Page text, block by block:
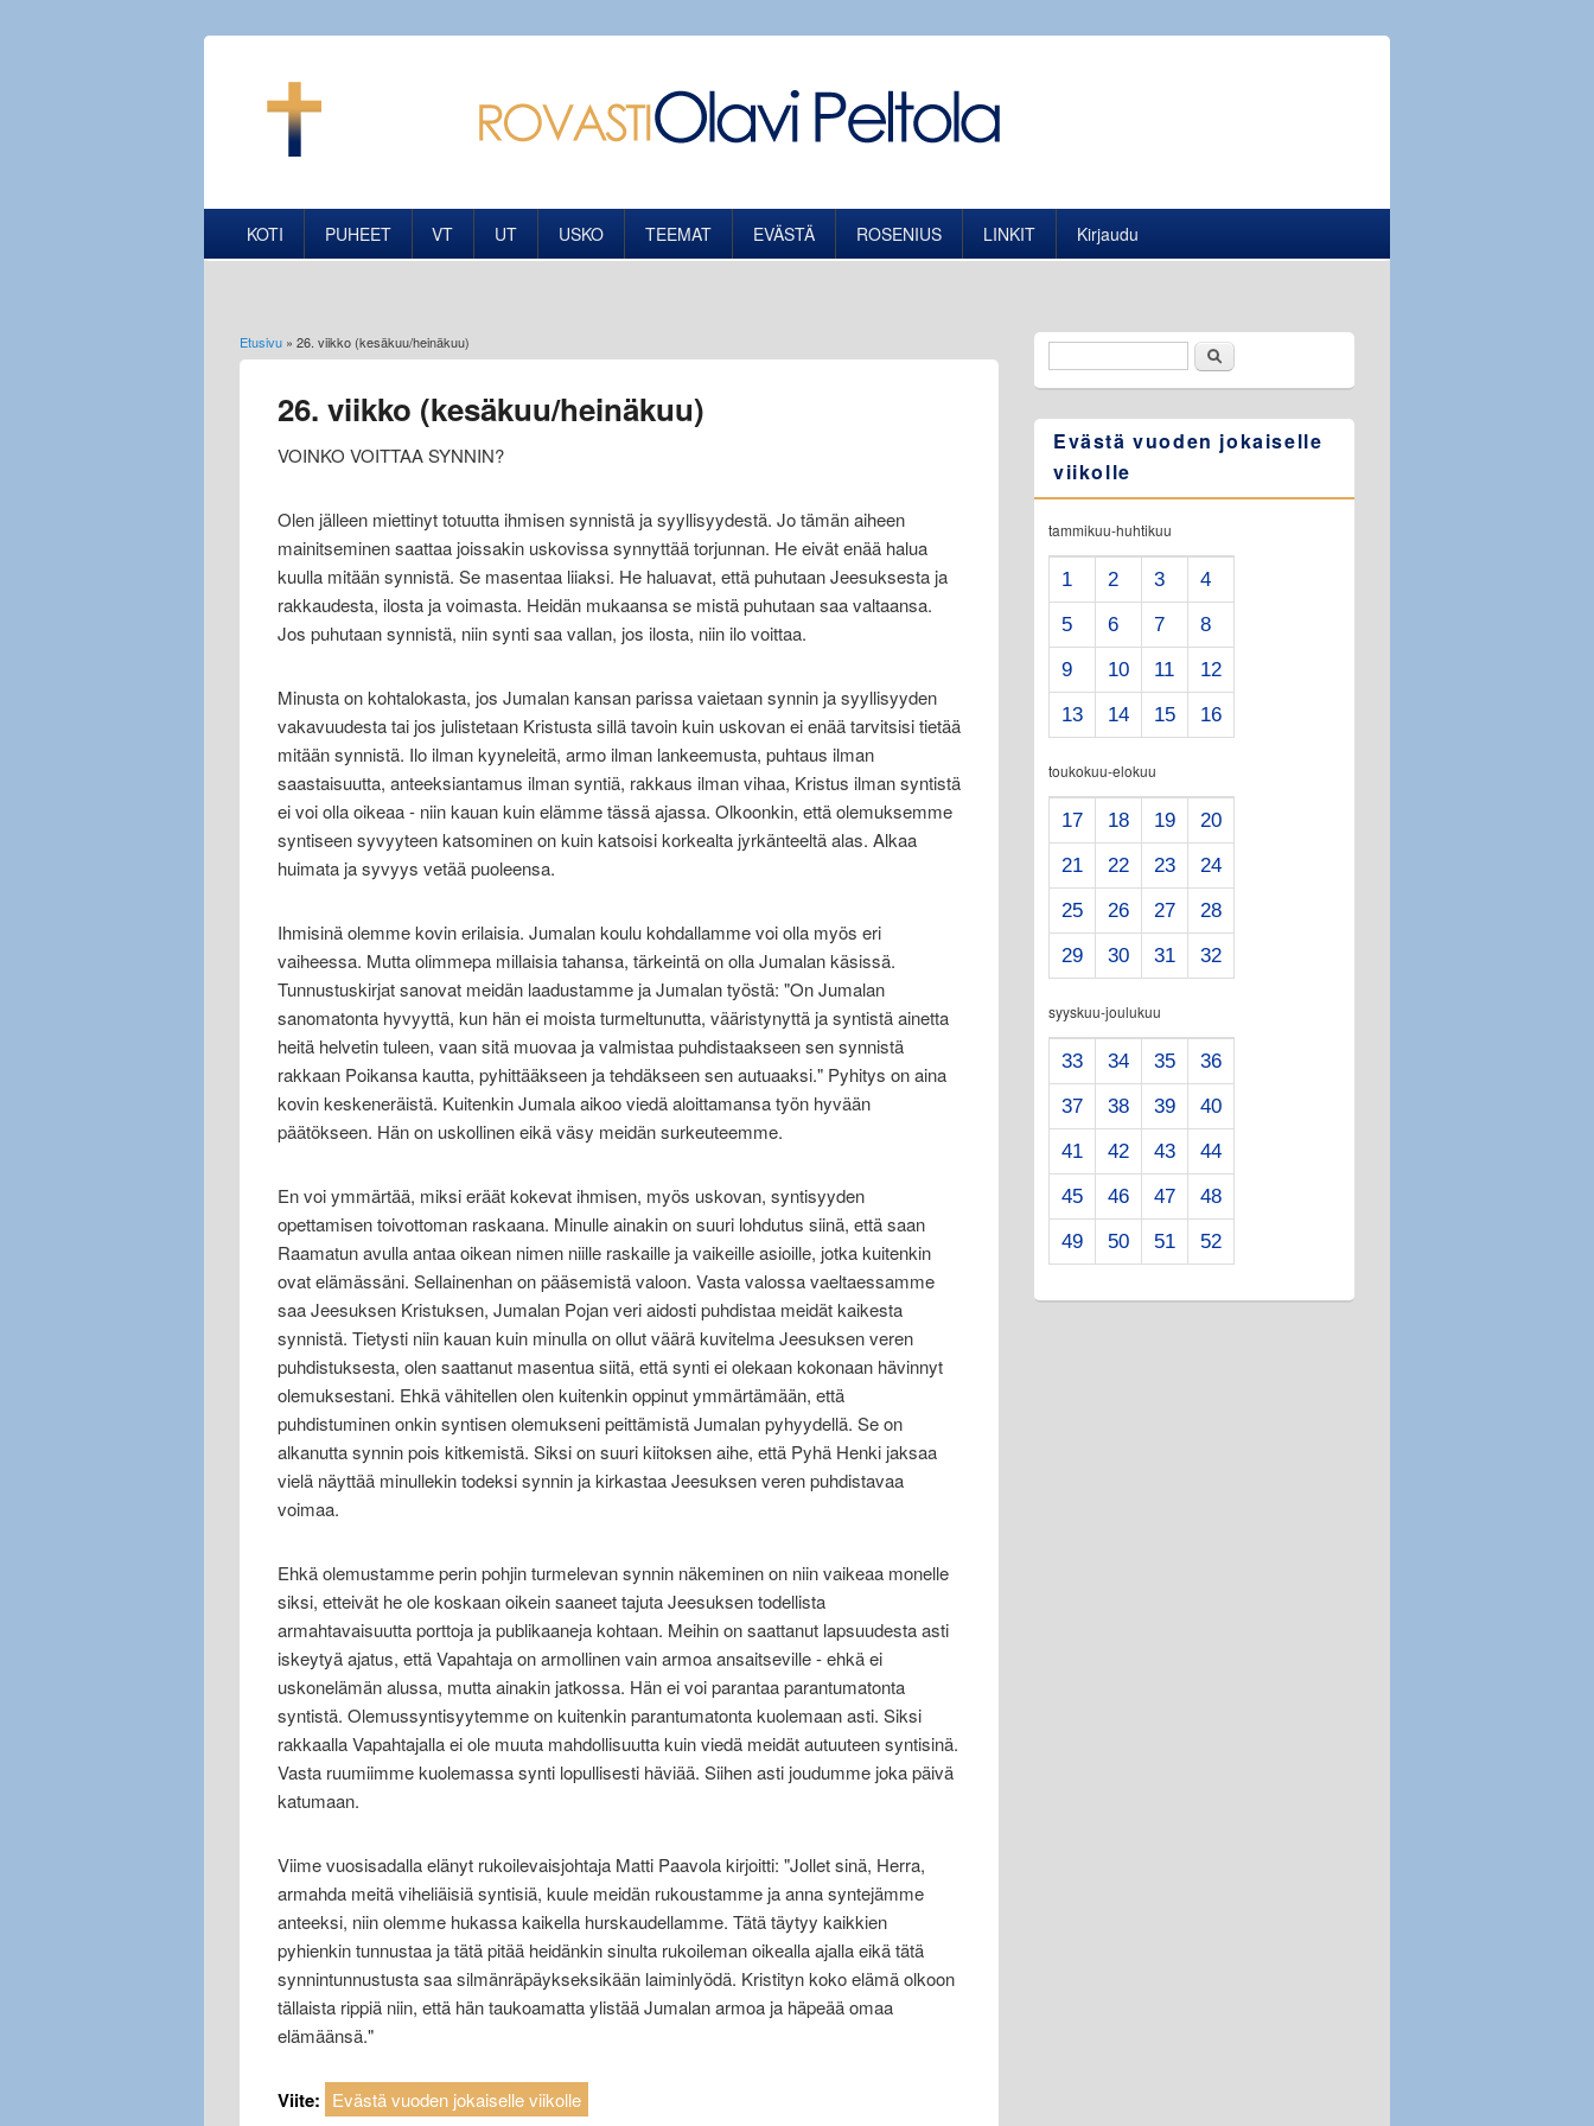
KOTI PUHEET VT UT USKO TEEMAT EVÄSTÄ ROSENIUS LINKIT Kirjaudu
Olet täällä
Etusivu » 26. viikko (kesäkuu/heinäkuu)
26. viikko (kesäkuu/heinäkuu)
VOINKO VOITTAA SYNNIN?
Olen jälleen miettinyt totuutta ihmisen synnistä ja syyllisyydestä. Jo tämän aiheen
mainitseminen saattaa joissakin uskovissa synnyttää torjunnan. He eivät enää halua
kuulla mitään synnistä. Se masentaa liiaksi. He haluavat, että puhutaan Jeesuksesta ja
rakkaudesta, ilosta ja voimasta. Heidän mukaansa se mistä puhutaan saa valtaansa.
Jos puhutaan synnistä, niin synti saa vallan, jos ilosta, niin ilo voittaa.
Minusta on kohtalokasta, jos Jumalan kansan parissa vaietaan synnin ja syyllisyyden
vakavuudesta tai jos julistetaan Kristusta sillä tavoin kuin uskovan ei enää tarvitsisi tietää
mitään synnistä. Ilo ilman kyyneleitä, armo ilman lankeemusta, puhtaus ilman
saastaisuutta, anteeksiantamus ilman syntiä, rakkaus ilman vihaa, Kristus ilman syntistä
ei voi olla oikeaa - niin kauan kuin elämme tässä ajassa. Olkoonkin, että olemuksemme
syntiseen syvyyteen katsominen on kuin katsoisi korkealta jyrkänteeltä alas. Alkaa
huimata ja syvyys vetää puoleensa.
Ihmisinä olemme kovin erilaisia. Jumalan koulu kohdallamme voi olla myös eri
vaiheessa. Mutta olimmepa millaisia tahansa, tärkeintä on olla Jumalan käsissä.
Tunnustuskirjat sanovat meidän laadustamme ja Jumalan työstä: "On Jumalan
sanomatonta hyvyyttä, kun hän ei moista turmeltunutta, vääristynyttä ja syntistä ainetta
heitä helvetin tuleen, vaan sitä muovaa ja valmistaa puhdistaakseen sen synnistä
rakkaan Poikansa kautta, pyhittääkseen ja tehdäkseen sen autuaaksi." Pyhitys on aina
kovin keskeneräistä. Kuitenkin Jumala aikoo viedä aloittamansa työn hyvään
päätökseen. Hän on uskollinen eikä väsy meidän surkeuteemme.
En voi ymmärtää, miksi eräät kokevat ihmisen, myös uskovan, syntisyyden
opettamisen toivottoman raskaana. Minulle ainakin on suuri lohdutus siinä, että saan
Raamatun avulla antaa oikean nimen niille raskaille ja vaikeille asioille, jotka kuitenkin
ovat elämässäni. Sellainenhan on pääsemistä valoon. Vasta valossa vaeltaessamme
saa Jeesuksen Kristuksen, Jumalan Pojan veri aidosti puhdistaa meidät kaikesta
synnistä. Tietysti niin kauan kuin minulla on ollut väärä kuvitelma Jeesuksen veren
puhdistuksesta, olen saattanut masentua siitä, että synti ei olekaan kokonaan hävinnyt
olemuksestani. Ehkä vähitellen olen kuitenkin oppinut ymmärtämään, että
puhdistuminen onkin syntisen olemukseni peittämistä Jumalan pyhyydellä. Se on
alkanutta synnin pois kitkemistä. Siksi on suuri kiitoksen aihe, että Pyhä Henki jaksaa
vielä näyttää minullekin todeksi synnin ja kirkastaa Jeesuksen veren puhdistavaa
voimaa.
Ehkä olemustamme perin pohjin turmelevan synnin näkeminen on niin vaikeaa monelle
siksi, etteivät he ole koskaan oikein saaneet tajuta Jeesuksen todellista
armahtavaisuutta porttoja ja publikaaneja kohtaan. Meihin on saattanut lapsuudesta asti
iskeytyä ajatus, että Vapahtaja on armollinen vain armoa ansaitseville - ehkä ei
uskonelämän alussa, mutta ainakin jatkossa. Hän ei voi parantaa parantumatonta
syntistä. Olemussyntisyytemme on kuitenkin parantumatonta kuolemaan asti. Siksi
rakkaalla Vapahtajalla ei ole muuta mahdollisuutta kuin viedä meidät autuuteen syntisinä.
Vasta ruumiimme kuolemassa synti lopullisesti häviää. Siihen asti joudumme joka päivä
katumaan.
Viime vuosisadalla elänyt rukoilevaisjohtaja Matti Paavola kirjoitti: "Jollet sinä, Herra,
armahda meitä viheliäisiä syntisiä, kuule meidän rukoustamme ja anna syntejämme
anteeksi, niin olemme hukassa kaikella hurskaudellamme. Tätä täytyy kaikkien
pyhienkin tunnustaa ja tätä pitää heidänkin sinulta rukoileman oikealla ajalla eikä tätä
synnintunnustusta saa silmänräpäykseksikään laiminlyödä. Kristityn koko elämä olkoon
tällaista rippiä niin, että hän taukoamatta ylistää Jumalan armoa ja häpeää omaa
elämäänsä."
Viite: Evästä vuoden jokaiselle viikolle
HakulomakeEtsi
Evästä vuoden jokaiselle
viikolle
tammikuu-huhtikuu
1 2 3
4
5
6 7
8
9
10 11
12
13
14 15 16
toukokuu-elokuu
17 18 19
20
21
22 23
24
25
26 27
28
29
30 31 32
syyskuu-joulukuu
33 34 35
36
37
38 39
40
41
42 43
44
45
46 47
48
49
50 51 52